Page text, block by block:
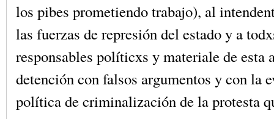
los pibes prometiendo trabajo), al
las fuerzas de represión del estado y a
responsables políticxs y materiale de esta
detención con falsos argumentos y con la
política de criminalización de la protesta